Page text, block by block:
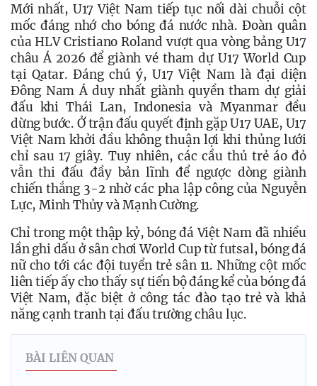
Mới nhất, U17 Việt Nam tiếp tục nối dài chuỗi cột
mốc đáng nhớ cho bóng đá nước nhà. Đoàn quân
của HLV Cristiano Roland vượt qua vòng bảng U17
châu Á 2026 để giành vé tham dự U17 World Cup
tại Qatar. Đáng chú ý, U17 Việt Nam là đại diện
Đông Nam Á duy nhất giành quyền tham dự giải
đấu khi Thái Lan, Indonesia và Myanmar đều
dừng bước. Ở trận đấu quyết định gặp U17 UAE, U17
Việt Nam khởi đầu không thuận lợi khi thủng lưới
chỉ sau 17 giây. Tuy nhiên, các cầu thủ trẻ áo đỏ
vẫn thi đấu đầy bản lĩnh để ngược dòng giành
chiến thắng 3-2 nhờ các pha lập công của Nguyễn
Lực, Minh Thủy và Mạnh Cường.
Chỉ trong một thập kỷ, bóng đá Việt Nam đã nhiều
lần ghi dấu ở sân chơi World Cup từ futsal, bóng đá
nữ cho tới các đội tuyển trẻ sân 11. Những cột mốc
liên tiếp ấy cho thấy sự tiến bộ đáng kể của bóng đá
Việt Nam, đặc biệt ở công tác đào tạo trẻ và khả
năng cạnh tranh tại đấu trường châu lục.
BÀI LIÊN QUAN